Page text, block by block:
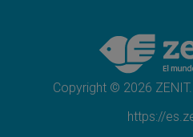
La visita del Papa
gracia
Copyright © 2026
https://